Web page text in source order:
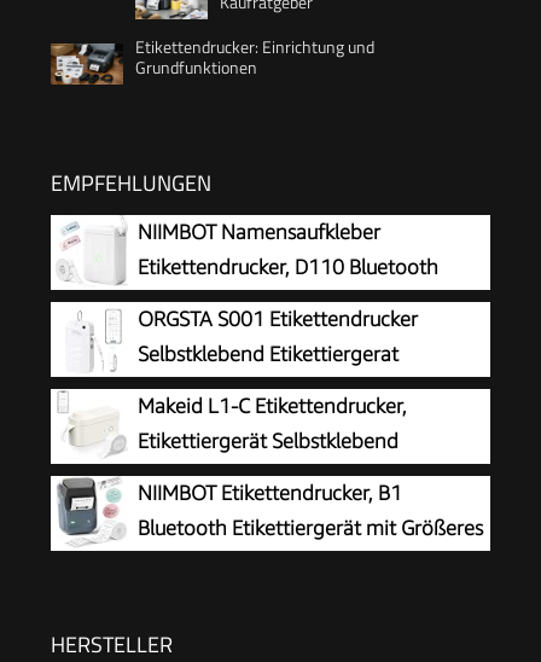
Etikettendrucker: Einrichtung und
Grundfunktionen
EMPFEHLUNGEN
NIIMBOT Namensaufkleber
Etikettendrucker, D110 Bluetooth
Etikettiergerät
ORGSTA S001 Etikettendrucker
Selbstklebend Etikettiergerat
Bluetooth
Makeid L1-C Etikettendrucker,
Etikettiergerät Selbstklebend
Beschriftungsgerät Bluetooth
Tragbarer Labeldrucker Mini Label Printer für
Zuhause & Büro, Druckgröße 9-16 mm 31mm/s
NIIMBOT Etikettendrucker, B1
Bluetooth Etikettiergerät mit Größeres
Android für Heim, Büro, Blau
HERSTELLER